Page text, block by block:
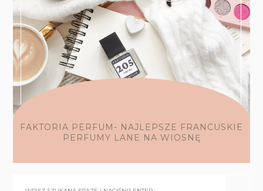
FAKTORIA PERFUM- NAJLEPSZE FRANCUSKIE
PERFUMY LANE NA WIOSNĘ